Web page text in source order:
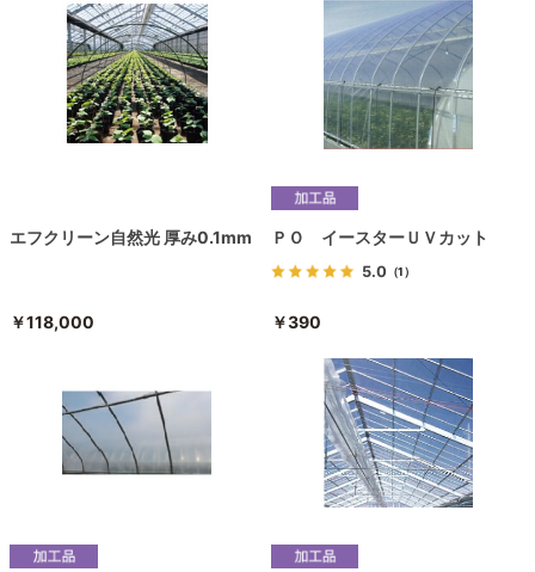
エフクリーン自然光 厚み0.1mm
￥118,000
ＰＯ イースターＵＶカット
5.0 （1）
￥390